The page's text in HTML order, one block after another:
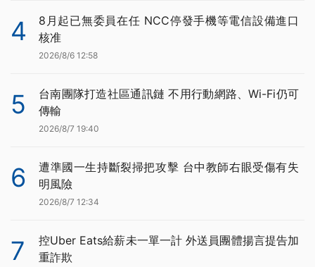
4
8月起已無委員在任 NCC停發手機等電信設備進口
核准
2026/8/6 12:58
5
台南團隊打造社區通訊鏈 不用行動網路、Wi-Fi仍可
傳輸
2026/8/7 19:40
6
遭準國一生持斷裂掃把攻擊 台中教師右眼受傷有失
明風險
2026/8/7 12:34
7
控Uber Eats給薪未一單一計 外送員團體揚言提告加
重詐欺